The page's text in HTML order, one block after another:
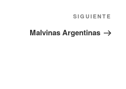
SIGUIENTE
Malvinas Argentinas